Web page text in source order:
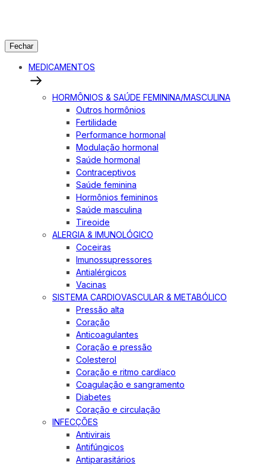
Fechar
MEDICAMENTOS
HORMÔNIOS & SAÚDE FEMININA/MASCULINA
Outros hormônios
Fertilidade
Performance hormonal
Modulação hormonal
Saúde hormonal
Contraceptivos
Saúde feminina
Hormônios femininos
Saúde masculina
Tireoide
ALERGIA & IMUNOLÓGICO
Coceiras
Imunossupressores
Antialérgicos
Vacinas
SISTEMA CARDIOVASCULAR & METABÓLICO
Pressão alta
Coração
Anticoagulantes
Coração e pressão
Colesterol
Coração e ritmo cardíaco
Coagulação e sangramento
Diabetes
Coração e circulação
INFECÇÕES
Antivirais
Antifúngicos
Antiparasitários